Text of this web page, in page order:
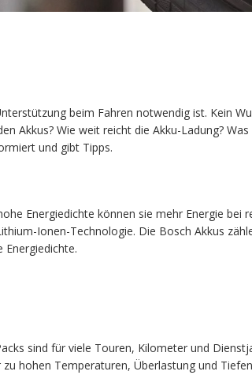
beim Fahren notwendig ist. Kein
Akkus? Wie weit reicht die Akku-Ladung? Was
und gibt Tipps.
Energiedichte können sie mehr Energie bei
Ionen-Technologie. Die Bosch Akkus
sind für viele Touren, Kilometer und
hohen Temperaturen, Überlastung und